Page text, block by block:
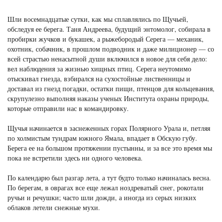
Шли восемнадцатые сутки, как мы сплавлялись по Щучьей,
обследуя ее берега. Таня Андреева, будущий энтомолог, собирала в
пробирки жучков и букашек, а рыжебородый Серега — механик,
охотник, собачник, в прошлом подводник и даже милиционер — со
всей страстью ненасытной души включился в новое для себя дело:
вел наблюдения за жизнью хищных птиц. Серега неутомимо
отыскивал гнезда, взбирался на сухостойные лиственницы и
доставал из гнезд погадки, остатки пищи, птенцов для кольцевания,
скрупулезно выполняя наказы ученых Института охраны природы,
которые отправили нас в командировку.
Щучья начинается в заснеженных горах Полярного Урала и, петляя
по холмистым тундрам южного Ямала, впадает в Обскую губу.
Берега ее на большом протяжении пустынны, и за все это время мы
пока не встретили здесь ни одного человека.
По календарю был разгар лета, а тут будто только начиналась весна.
По берегам, в оврагах все еще лежал ноздреватый снег, рокотали
ручьи и речушки; часто шли дожди, а иногда из серых низких
облаков летели снежные мухи.